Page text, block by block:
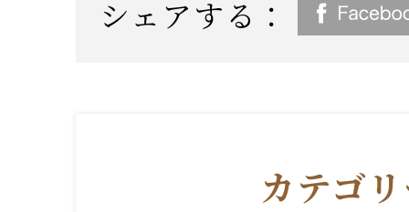
シェアする：
カテゴ